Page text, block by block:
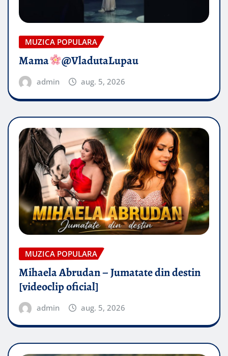
MUZICA POPULARA
Mama @VladutaLupau
admin aug. 5, 2026
MUZICA POPULARA
Mihaela Abrudan – Jumatate din destin
[videoclip oficial]
admin aug. 5, 2026